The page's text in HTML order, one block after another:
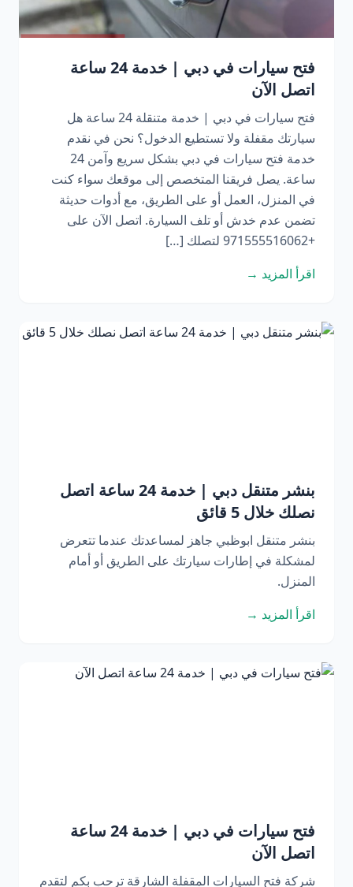
فتح سيارات في دبي | خدمة 24 ساعة
اتصل الآن
فتح سيارات في دبي | خدمة متنقلة 24 ساعة هل
سيارتك مقفلة ولا تستطيع الدخول؟ نحن في نقدم
خدمة فتح سيارات في دبي بشكل سريع وآمن 24
ساعة. يصل فريقنا المتخصص إلى موقعك سواء كنت
في المنزل، العمل أو على الطريق، مع أدوات حديثة
تضمن عدم خدش أو تلف السيارة. اتصل الآن على
+971555516062 لتصلك […]
اقرأ المزيد →
بنشر متنقل دبي | خدمة 24 ساعة اتصل
نصلك خلال 5 قائق
بنشر متنقل ابوظبي جاهز لمساعدتك عندما تتعرض
لمشكلة في إطارات سيارتك على الطريق أو أمام
المنزل.
اقرأ المزيد →
فتح سيارات في دبي | خدمة 24 ساعة
اتصل الآن
شركة فتح السيارات المقفلة الشارقة ترحب بكم لتقدم